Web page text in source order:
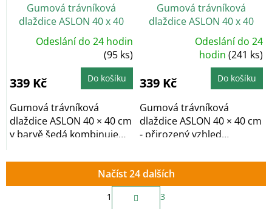
Gumová trávníková
dlaždice ASLON 40 x 40
cm, Charcoal Grey
Odeslání do 24 hodin
(95 ks)
339 Kč Do košíku
Gumová trávníková
dlaždice ASLON 40 × 40 cm
v barvě šedá kombinuje
Gumová trávníková
dlaždice ASLON 40 x 40
cm, Moss Green
5,0
z
5
Odeslání do 24
hodin(241 ks)
339 Kč Do košíku
Gumová trávníková
dlaždice ASLON 40 × 40 cm
- přirozený vzhled
Načíst 24 dalších
S
t
1 3